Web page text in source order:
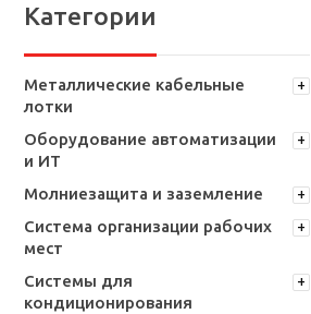
Категории
Металлические кабельные
лотки
Оборудование автоматизации
и ИТ
Молниезащита и заземление
Система организации рабочих
мест
Системы для
кондиционирования